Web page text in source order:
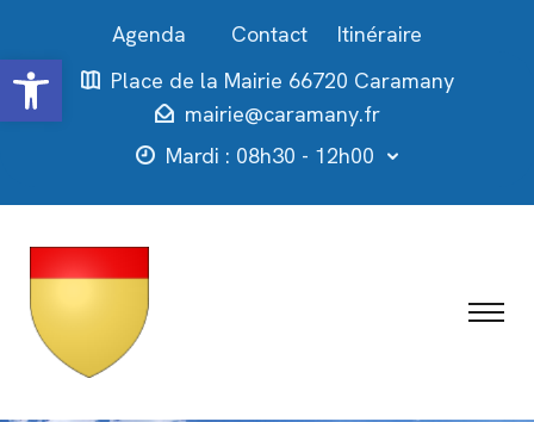
Ouvrir la barre d’outils
Contact
Itinéraire
Place de la Mairie 66720 Caramany
mairie@caramany.fr
Mardi : 08h30 - 12h00